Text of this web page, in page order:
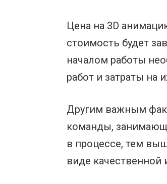
Цена на 3D
стоимость будет
началом работы
работ и затраты на
Другим важным
команды,
в процессе, тем
виде качественной